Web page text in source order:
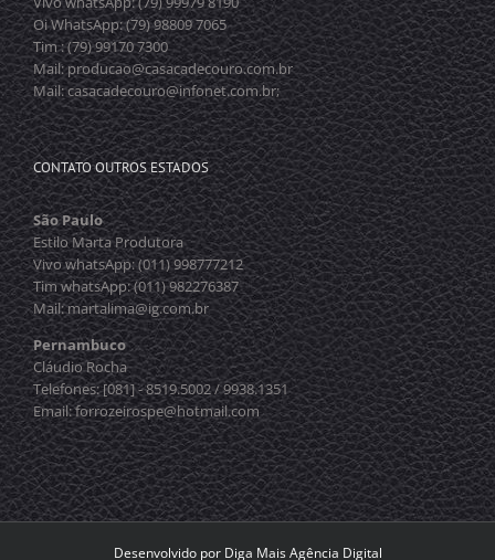
Oi WhatsApp: (79) 98809 7065
Tim : (79) 99170 7300
Mail: producao@casacadecouro.com.br
Mail: casacadecouro@infonet.com.br;
CONTATO OUTROS ESTADOS
São Paulo
Estilo Marta Produtora
Vivo whatsApp: (011) 998777212
Tim whatsApp: (011) 982276387
Mail: martalima@ig.com.br
Pernambuco
Cláudio Rocha
Telefones: [081] - 8519.5002 / 9938.1351
Email: forrozeirospe@hotmail.com
Desenvolvido por Diga Mais Agência Digital